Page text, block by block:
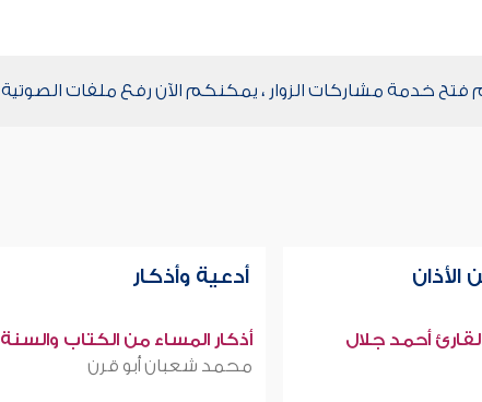
فتح خدمة مشاركات الزوار ، يمكنكم الآن رفع ملفات الصوتية
الأذان
أحمد جلال
أدعية وأذكار
أذكار المساء من الكتاب والسنة
محمد شعبان أبو قرن